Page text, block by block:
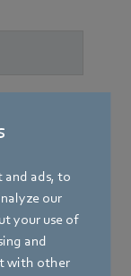
and ads, to
our
your use of
and
with other